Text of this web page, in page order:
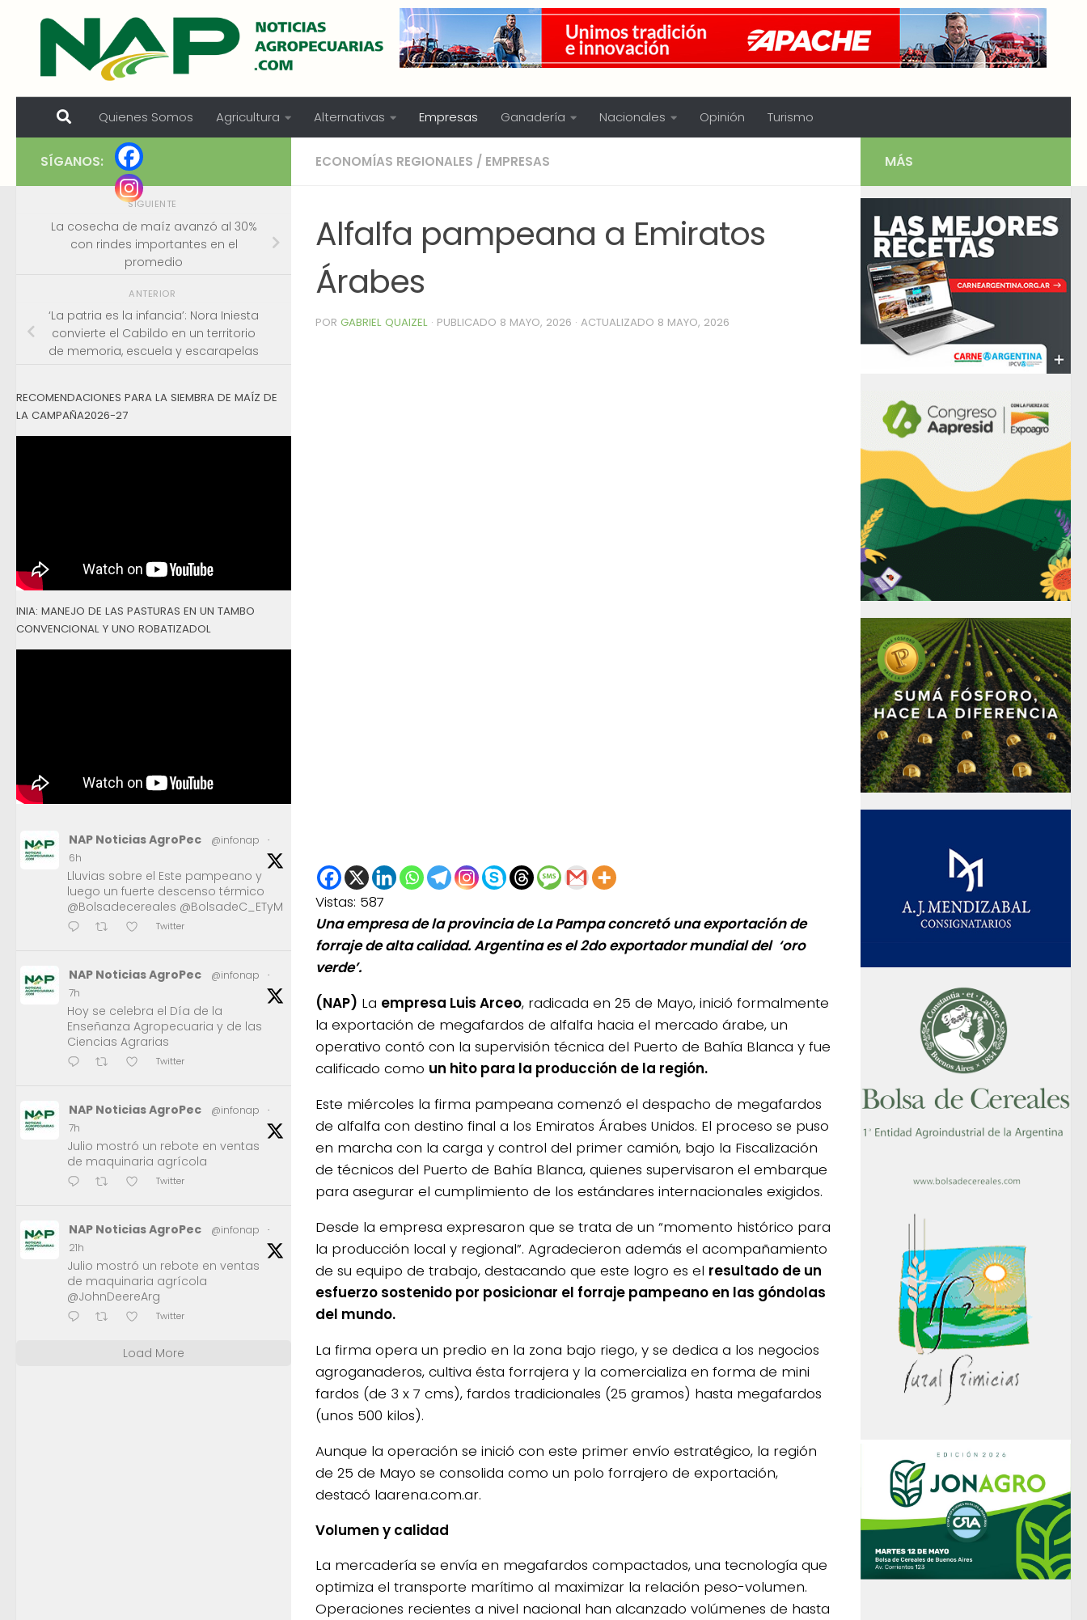
Skip to content
Quienes Somos Agricultura Alternativas Empresas Ganadería Nacionales Opinión Turismo
ECONOMÍAS REGIONALES / EMPRESAS
Alfalfa pampeana a Emiratos
Árabes
POR GABRIEL QUAIZEL · PUBLICADO 8 MAYO, 2026 · ACTUALIZADO 8 MAYO, 2026
Vistas: 587
Una empresa de la provincia de La Pampa concretó una exportación de
forraje de alta calidad. Argentina es el 2do exportador mundial del ‘oro
verde’.
(NAP) La empresa Luis Arceo, radicada en 25 de Mayo, inició formalmente
la exportación de megafardos de alfalfa hacia el mercado árabe, un
operativo contó con la supervisión técnica del Puerto de Bahía Blanca y fue
calificado como un hito para la producción de la región.
Este miércoles la firma pampeana comenzó el despacho de megafardos
de alfalfa con destino final a los Emiratos Árabes Unidos. El proceso se puso
en marcha con la carga y control del primer camión, bajo la Fiscalización
de técnicos del Puerto de Bahía Blanca, quienes supervisaron el embarque
para asegurar el cumplimiento de los estándares internacionales exigidos.
Desde la empresa expresaron que se trata de un “momento histórico para
la producción local y regional”. Agradecieron además el acompañamiento
de su equipo de trabajo, destacando que este logro es el resultado de un
esfuerzo sostenido por posicionar el forraje pampeano en las góndolas
del mundo.
La firma opera un predio en la zona bajo riego, y se dedica a los negocios
agroganaderos, cultiva ésta forrajera y la comercializa en forma de mini
fardos (de 3 x 7 cms), fardos tradicionales (25 gramos) hasta megafardos
(unos 500 kilos).
Aunque la operación se inició con este primer envío estratégico, la región
de 25 de Mayo se consolida como un polo forrajero de exportación,
destacó laarena.com.ar.
Volumen y calidad
La mercadería se envía en megafardos compactados, una tecnología que
optimiza el transporte marítimo al maximizar la relación peso-volumen.
Operaciones recientes a nivel nacional han alcanzado volúmenes de hasta
SÍGANOS:
SIGUIENTE
La cosecha de maíz avanzó al 30%
con rindes importantes en el
promedio
ANTERIOR
‘La patria es la infancia’: Nora Iniesta
convierte el Cabildo en un territorio
de memoria, escuela y escarapelas
RECOMENDACIONES PARA LA SIEMBRA DE MAÍZ DE
LA CAMPAÑA2026-27
INIA: MANEJO DE LAS PASTURAS EN UN TAMBO
CONVENCIONAL Y UNO ROBATIZADOL
NAP Noticias AgroPec @infonap
·
6h
Lluvias sobre el Este pampeano y
luego un fuerte descenso térmico
@Bolsadecereales @BolsadeC_ETyM
Twitter
NAP Noticias AgroPec @infonap
·
7h
Hoy se celebra el Día de la
Enseñanza Agropecuaria y de las
Ciencias Agrarias
Twitter
NAP Noticias AgroPec @infonap
·
7h
Julio mostró un rebote en ventas
de maquinaria agrícola
Twitter
NAP Noticias AgroPec @infonap
·
21h
Julio mostró un rebote en ventas
de maquinaria agrícola
@JohnDeereArg
Twitter
Load More
MÁS